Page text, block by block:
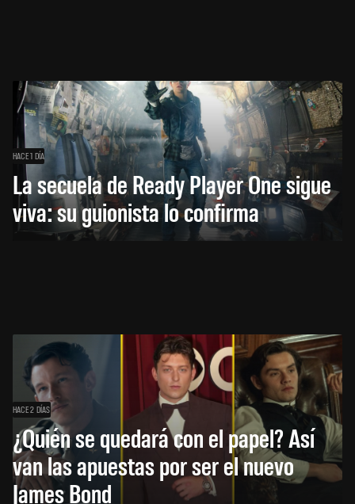
HACE 1 DÍA
La secuela de Ready Player One sigue
viva: su guionista lo confirma
HACE 2 DÍAS
¿Quién se quedará con el papel? Así
van las apuestas por ser el nuevo
James Bond